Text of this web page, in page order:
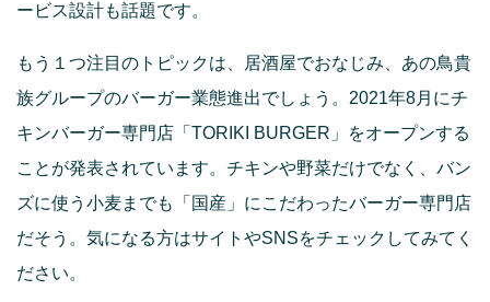
ービス設計も話題です。
もう１つ注目のトピックは、居酒屋でおなじみ、あの鳥貴
族グループのバーガー業態進出でしょう。2021年8月にチ
キンバーガー専門店「TORIKI BURGER」をオープンする
ことが発表されています。チキンや野菜だけでなく、バン
ズに使う小麦までも「国産」にこだわったバーガー専門店
だそう。気になる方はサイトやSNSをチェックしてみてく
ださい。